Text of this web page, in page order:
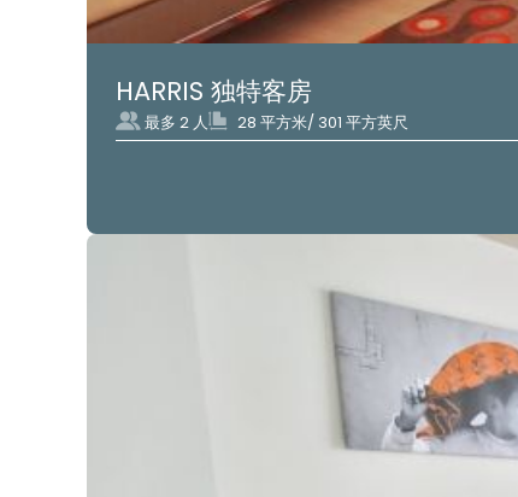
HARRIS 独特客房
最多 2 人 28 平方米/ 301 平方英尺